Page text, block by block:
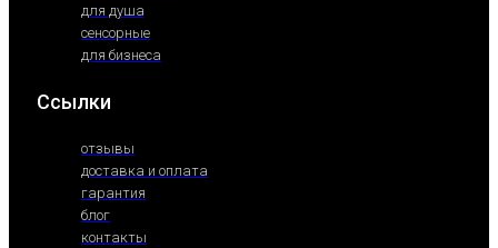
для душа
сенсорные
для бизнеса
Ссылки
отзывы
доставка и оплата
гарантия
блог
контакты